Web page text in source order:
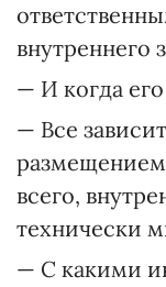
внутреннего
— И когда
— Все
всего,
технически
— С какими